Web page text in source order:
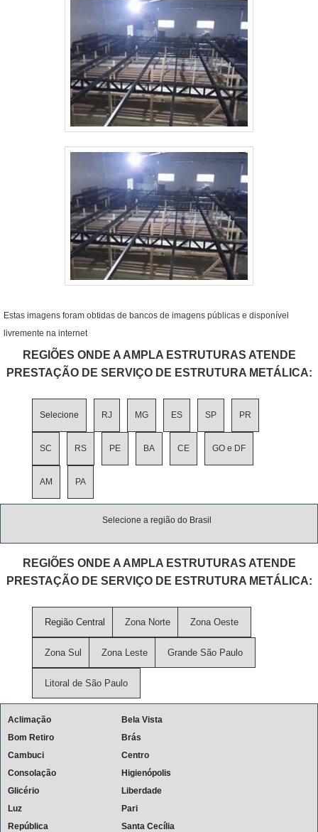
Estas imagens foram obtidas de bancos de imagens públicas e disponível
livremente na internet
REGIÕES ONDE A AMPLA ESTRUTURAS ATENDE
PRESTAÇÃO DE SERVIÇO DE ESTRUTURA METÁLICA:
Selecione RJ MG ES SP PR
SC RS PE BA CE GO e DF
AM PA
Selecione a região do Brasil
REGIÕES ONDE A AMPLA ESTRUTURAS ATENDE
PRESTAÇÃO DE SERVIÇO DE ESTRUTURA METÁLICA:
Região Central Zona Norte Zona Oeste
Zona Sul Zona Leste Grande São Paulo
Litoral de São Paulo
Aclimação
Bela Vista
Bom Retiro
Brás
Cambuci
Centro
Consolação
Higienópolis
Glicério
Liberdade
Luz
Pari
República
Santa Cecília